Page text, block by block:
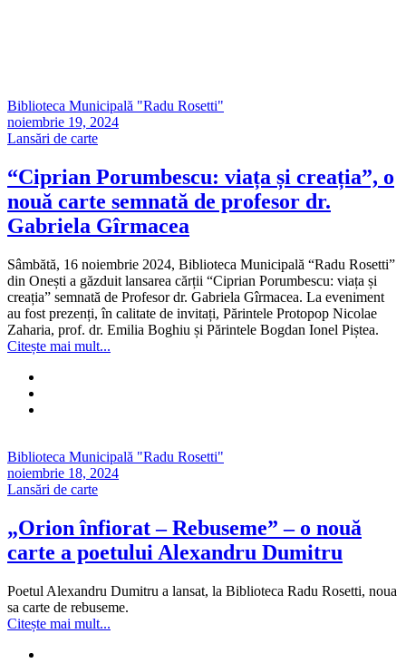
Biblioteca Municipală "Radu Rosetti"
noiembrie 19, 2024
Lansări de carte
“Ciprian Porumbescu: viața și creația”, o
nouă carte semnată de profesor dr.
Gabriela Gîrmacea
Sâmbătă, 16 noiembrie 2024, Biblioteca Municipală “Radu Rosetti”
din Onești a găzduit lansarea cărții “Ciprian Porumbescu: viața și
creația” semnată de Profesor dr. Gabriela Gîrmacea. La eveniment
au fost prezenți, în calitate de invitați, Părintele Protopop Nicolae
Zaharia, prof. dr. Emilia Boghiu și Părintele Bogdan Ionel Piștea.
Citește mai mult...
Biblioteca Municipală "Radu Rosetti"
noiembrie 18, 2024
Lansări de carte
„Orion înfiorat – Rebuseme” – o nouă
carte a poetului Alexandru Dumitru
Poetul Alexandru Dumitru a lansat, la Biblioteca Radu Rosetti, noua
sa carte de rebuseme.
Citește mai mult...